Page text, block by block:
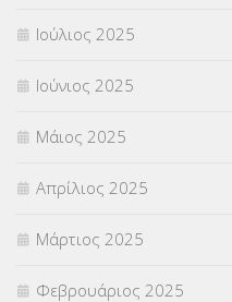
Ιούλιος 2025
Ιούνιος 2025
Μάιος 2025
Απρίλιος 2025
Μάρτιος 2025
Φεβρουάριος 2025